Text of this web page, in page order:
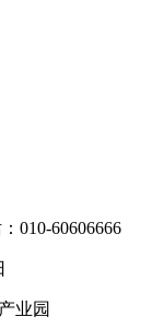
010-60606666
业园